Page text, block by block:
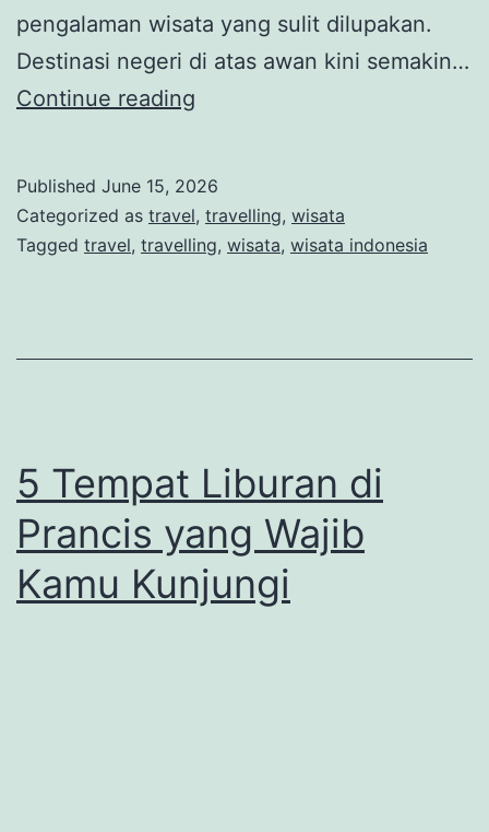
pengalaman wisata yang sulit dilupakan.
Destinasi negeri di atas awan kini semakin…
Continue reading
Atas
Awan:
Wajib
Ini
Published June 15, 2026
Categorized as travel, travelling, wisata
Tagged travel, travelling, wisata, wisata indonesia
5 Tempat Liburan di
Prancis yang Wajib
Kamu Kunjungi